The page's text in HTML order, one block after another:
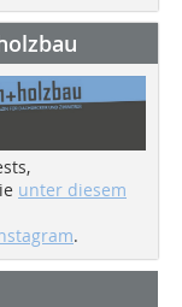
unter diesem
.